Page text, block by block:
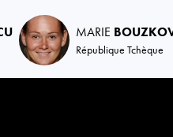
MARIE
République Tchèque